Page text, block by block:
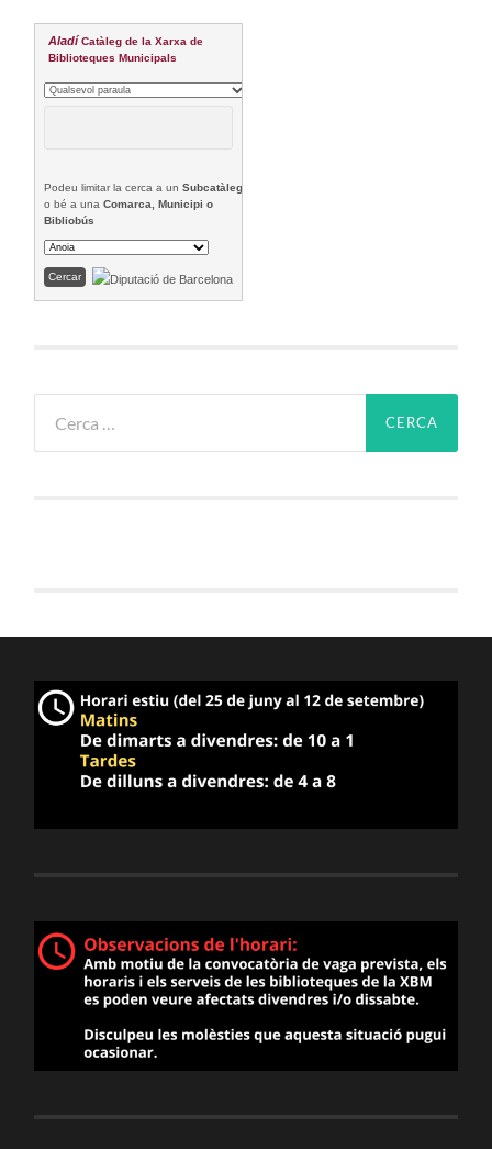
Aladí Catàleg de la Xarxa de
Biblioteques Municipals
Podeu limitar la cerca a unSubcatàleg
o bé a unaComarca, Municipi o
Bibliobús